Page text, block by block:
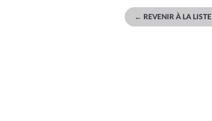
← REVENIR À LA LISTE